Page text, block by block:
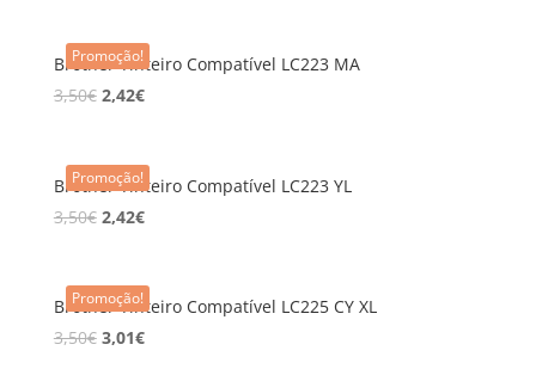
Promoção!
Brother Tinteiro Compatível LC223 MA
3,50€ 2,42€
Promoção!
Brother Tinteiro Compatível LC223 YL
3,50€ 2,42€
Promoção!
Brother Tinteiro Compatível LC225 CY XL
3,50€ 3,01€